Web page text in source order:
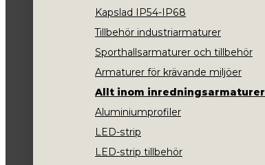
Kapslad IP54-IP68
Tillbehör industriarmaturer
Sporthallsarmaturer och tillbehör
Armaturer för krävande miljöer
Allt inom inredningsarmaturer
Aluminiumprofiler
LED-strip
LED-strip tillbehör